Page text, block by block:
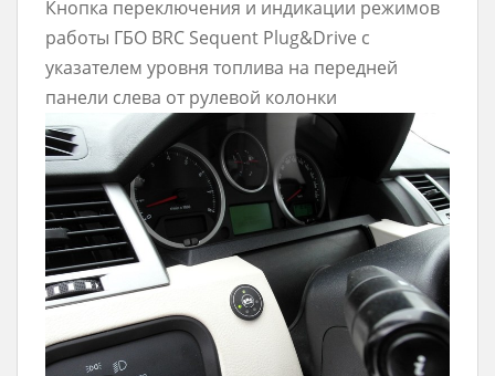
Кнопка переключения и индикации режимов
работы ГБО BRC Sequent Plug&Drive с
указателем уровня топлива на передней
панели слева от рулевой колонки